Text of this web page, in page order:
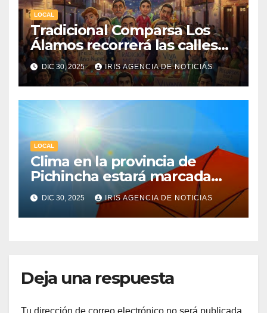
LOCAL
Tradicional Comparsa Los
Álamos recorrerá las calles
de la ciudad de Machachi
DIC 30, 2025 IRIS AGENCIA DE NOTICIAS
LOCAL
Clima en la provincia de
Pichincha estará marcada
por una fuerte radiación UV
DIC 30, 2025 IRIS AGENCIA DE NOTICIAS
Deja una respuesta
Tu dirección de correo electrónico no será publicada.